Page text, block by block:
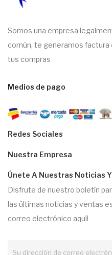
Somos una empresa
común, te generamos
tus compras
Medios de pago
Redes Sociales
Nuestra Empresa
Únete A Nuestras Noticias
Disfrute de nuestro boletín
las últimas noticias y ventas
correo electrónico aquí!